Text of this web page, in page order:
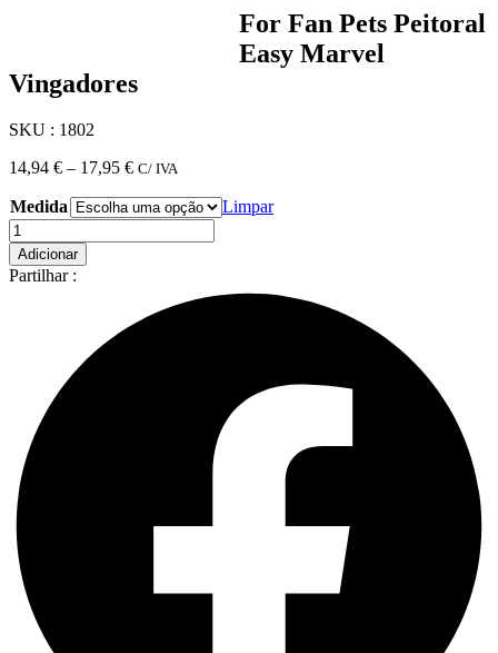
For Fan Pets Peitoral
Easy Marvel
Vingadores
SKU : 1802
14,94 € – 17,95 €Price
14,94 €
through
17,95 €
C/ IVA
Medida
Limpar
Quantidade
de
For
Fan
Vingadores
Adicionar
Partilhar :